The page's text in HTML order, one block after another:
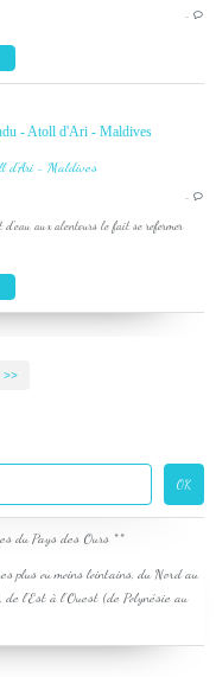
…
- Atoll d'Ari - Maldives
…
d'eau aux alentours le fait se refermer
>>
plus ou moins lointains, du Nord au
l'Est à l'Ouest (de Polynésie au